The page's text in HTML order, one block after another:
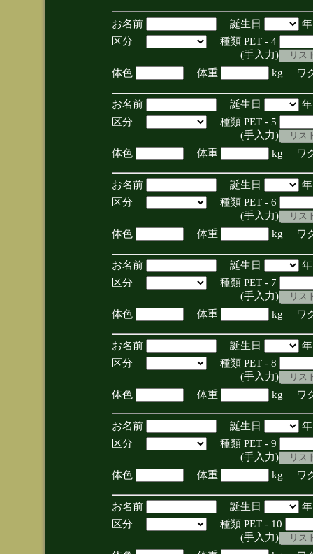
お名前 誕生日
区分
種類 PET - 4
(手入力)
体色
体重 kg ワ
お名前 誕生日
区分
種類 PET - 5
(手入力)
体色
体重 kg ワ
お名前 誕生日
区分
種類 PET - 6
(手入力)
体色
体重 kg ワ
お名前 誕生日
区分
種類 PET - 7
(手入力)
体色
体重 kg ワ
お名前 誕生日
区分
種類 PET - 8
(手入力)
体色
体重 kg ワ
お名前 誕生日
区分
種類 PET - 9
(手入力)
体色
体重 kg ワ
お名前 誕生日
区分
種類 PET - 10
(手入力)